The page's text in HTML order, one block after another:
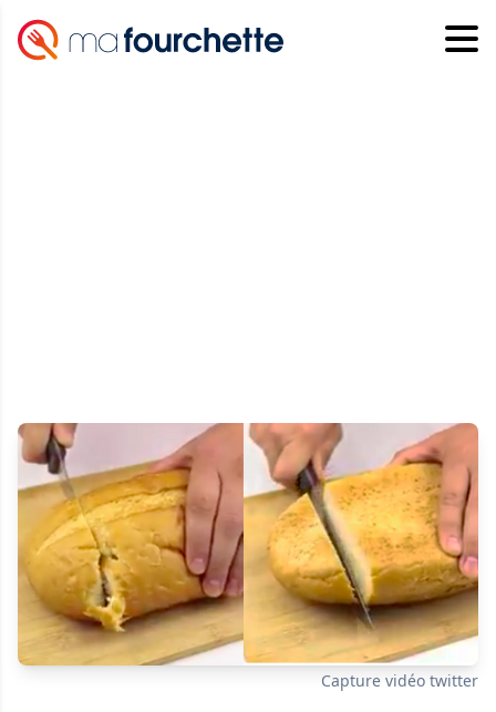
Capture vidéo twitter